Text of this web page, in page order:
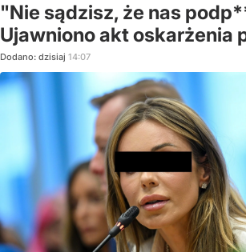
"Nie sądzisz, że nas
Ujawniono akt oskarżenia
Dodano: dzisiaj 14:07